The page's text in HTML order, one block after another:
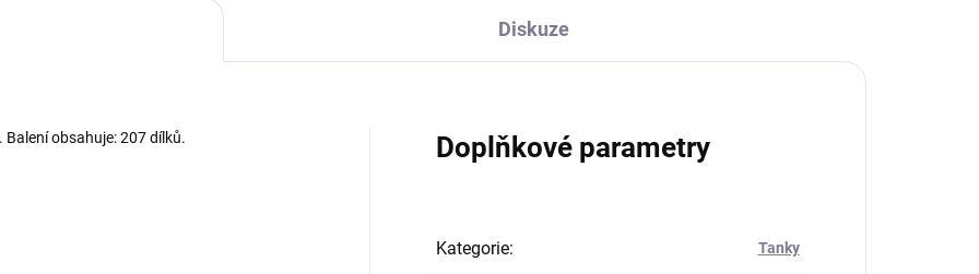
Diskuze
Balení obsahuje: 207 dílků. Doplňkové parametry
Kategorie: Tanky